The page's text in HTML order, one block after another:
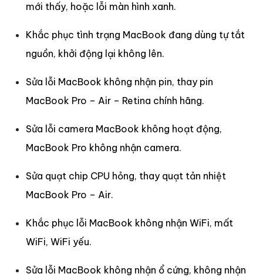
mới thấy, hoặc lỗi màn hình xanh.
Khắc phục tình trạng MacBook đang dùng tự tắt
nguồn, khởi động lại không lên.
Sửa lỗi MacBook không nhận pin, thay pin
MacBook Pro – Air – Retina chính hãng.
Sửa lỗi camera MacBook không hoạt động,
MacBook Pro không nhận camera.
Sửa quạt chip CPU hỏng, thay quạt tản nhiệt
MacBook Pro – Air.
Khắc phục lỗi MacBook không nhận WiFi, mất
WiFi, WiFi yếu.
Sửa lỗi MacBook không nhận ổ cứng, không nhận